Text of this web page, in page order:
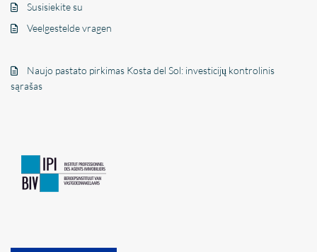
Susisiekite su
Veelgestelde vragen
Naujo pastato pirkimas Kosta del Sol: investicijų kontrolinis
sąrašas